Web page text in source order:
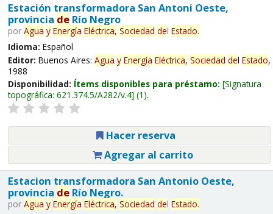
Estación transformadora San Antoni Oeste,
provincia deRío Negro
por Agua y Energía Eléctrica, Sociedad del Estado.
Idioma: Español
Editor: Buenos Aires: Agua y Energía Eléctrica, Sociedad del Estado,
1988
Disponibilidad: Ítems disponibles para préstamo: Signatura
topográfica: 621.374.5/A282/v.4 (1).
Hacer reserva
Agregar al carrito
Estacion transformadora San Antonio Oeste,
provincia deRío Negro.
por Agua y Energía Eléctrica, Sociedad del Estado.